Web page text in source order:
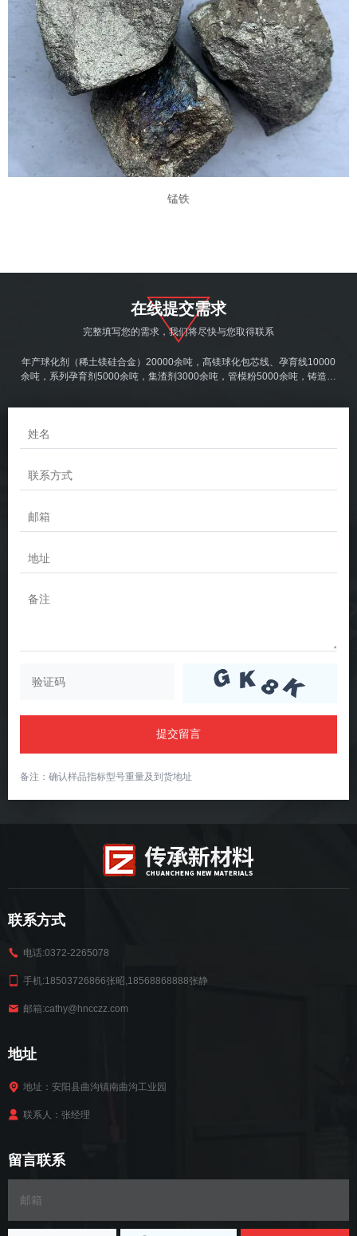
锰铁
在线提交需求
完整填写您的需求，我们将尽快与您取得联系
年产球化剂（稀土镁硅合金）20000余吨，髙镁球化包芯线、孕育线10000
余吨，系列孕育剂5000余吨，集渣剂3000余吨，管模粉5000余吨，铸造涂
提交留言
备注：确认样品指标型号重量及到货地址
联系方式
电话:0372-2265078
手机:18503726866张昭,18568868888张静
邮箱:cathy@hncczz.com
地址
地址：安阳县曲沟镇南曲沟工业园
联系人：张经理
留言联系